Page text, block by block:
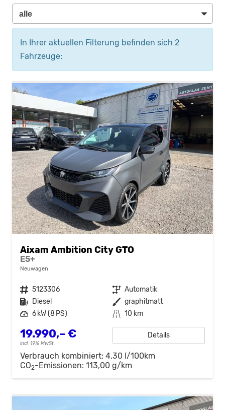
In Ihrer aktuellen Filterung befinden sich 2
Fahrzeuge:
Aixam Ambition City GTO
E5+
Neuwagen
Fahrzeugnr. 5123306 Getriebe Automatik
Kraftstoff Diesel Außenfarbe graphitmatt
Leistung 6 kW (8 PS) Kilometerstand 10 km
19.990,– €
incl. 19% MwSt.
Details
Verbrauch kombiniert: 4,30 l/100km
CO2-Emissionen: 113,00 g/km